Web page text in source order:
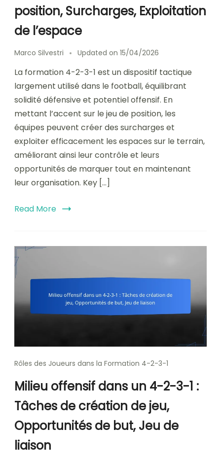
position, Surcharges, Exploitation
de l’espace
Marco Silvestri Updated on 15/04/2026
La formation 4-2-3-1 est un dispositif tactique
largement utilisé dans le football, équilibrant
solidité défensive et potentiel offensif. En
mettant l’accent sur le jeu de position, les
équipes peuvent créer des surcharges et
exploiter efficacement les espaces sur le terrain,
améliorant ainsi leur contrôle et leurs
opportunités de marquer tout en maintenant
leur organisation. Key […]
Read More
Rôles des Joueurs dans la Formation 4-2-3-1
Milieu offensif dans un 4-2-3-1 :
Tâches de création de jeu,
Opportunités de but, Jeu de
liaison